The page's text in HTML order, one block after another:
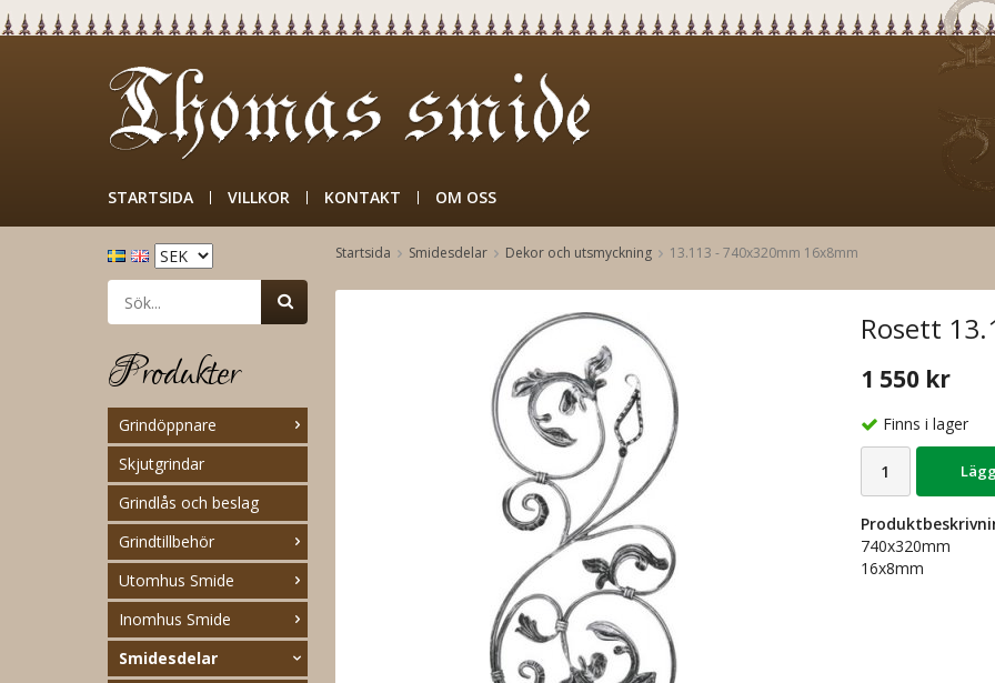
STARTSIDA VILLKOR KONTAKT OM OSS
Produkter
Grindöppnare
Skjutgrindar
Grindlås och beslag
Grindtillbehör
Utomhus Smide
Inomhus Smide
Smidesdelar
Startsida Smidesdelar Dekor och utsmyckning 13.113 - 740x320mm 16x8mm
Rosett
1 550 kr
Finns i lager
740x320mm
16x8mm